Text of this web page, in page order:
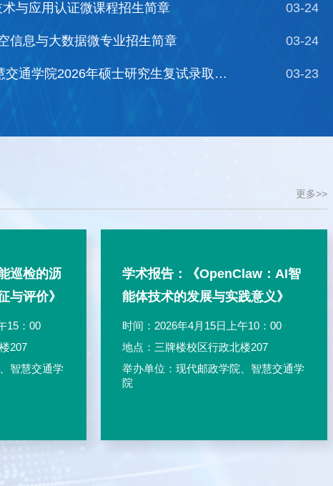
与应用认证微课程招生简章 03-24
信息与大数据微专业招生简章 03-24
现代邮政学院、智慧交通学院2026年硕士研究生复试录取工作实施细则 03-23
更多>>
巡检的沥
与评价》
15：00
207
智慧交通学
学术报告：《OpenClaw：AI智
能体技术的发展与实践意义》
时间：2026年4月15日上午10：00
地点：三牌楼校区行政北楼207
举办单位：现代邮政学院、智慧交通学
院